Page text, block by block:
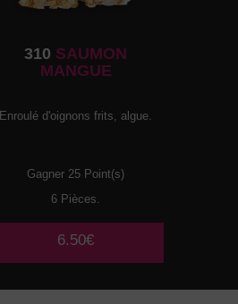
310 SAUMON
MANGUE
Enroulé d'oignons frits, algue.
Gagner 25 Point(s)
6 Pièces.
6.50€